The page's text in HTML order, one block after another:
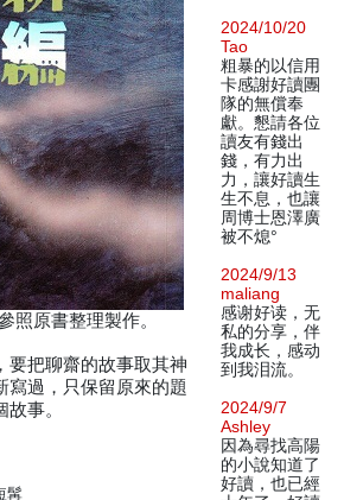
照原書整理製作。
要把聊齋的故事取其神
寫過，只保留原來的題
事。
髯
2024/10/20
Tao
粗暴的以信用
卡感謝好讀團
隊的無償奉
獻。懇請各位
讀友有錢出
錢，有力出
力，讓好讀生
生不息，也讓
周博士恩澤廣
被不熄°
2024/9/13
maliang
感谢好读，无
私的分享，伴
我成长，感动
到我泪流。
2024/9/7
Ashley
因為尋找高陽
的小說知道了
好讀，也已經